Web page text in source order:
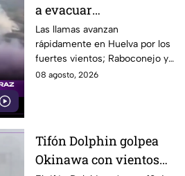
a evacuar
comunidades en
Huelva
Las llamas avanzan
rápidamente en Huelva por los
fuertes vientos; Raboconejo y
Caballón fueron evacuadas
08 agosto, 2026
Tifón Dolphin golpea
Okinawa con vientos